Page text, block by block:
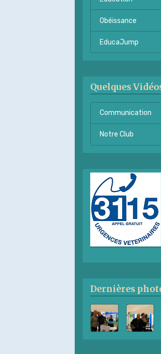
Obéissance
EducaJump
Quelques
Communication
Notre Club
Dernières